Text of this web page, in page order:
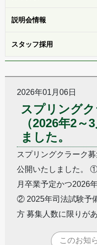
説明会情報
スタッフ採用
2026年01月06日
スプリング
（2026年2
ました。
スプリングクラーク
公開いたしました。
月卒業予定かつ2026
② 2025年司法試験予
方 募集人数に限りが
このお知